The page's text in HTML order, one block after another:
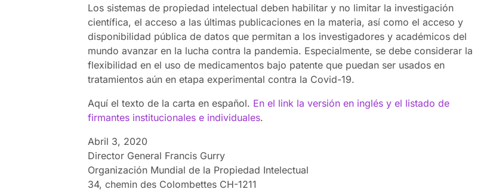
Los sistemas de propiedad intelectual deben habilitar y no limitar la investigación
científica, el acceso a las últimas publicaciones en la materia, así como el acceso y
disponibilidad pública de datos que permitan a los investigadores y académicos del
mundo avanzar en la lucha contra la pandemia. Especialmente, se debe considerar la
flexibilidad en el uso de medicamentos bajo patente que puedan ser usados en
tratamientos aún en etapa experimental contra la Covid-19.
Aquí el texto de la carta en español. En el link la versión en inglés y el listado de
firmantes institucionales e individuales.
Abril 3, 2020
Director General Francis Gurry
Organización Mundial de la Propiedad Intelectual
34, chemin des Colombettes CH-1211